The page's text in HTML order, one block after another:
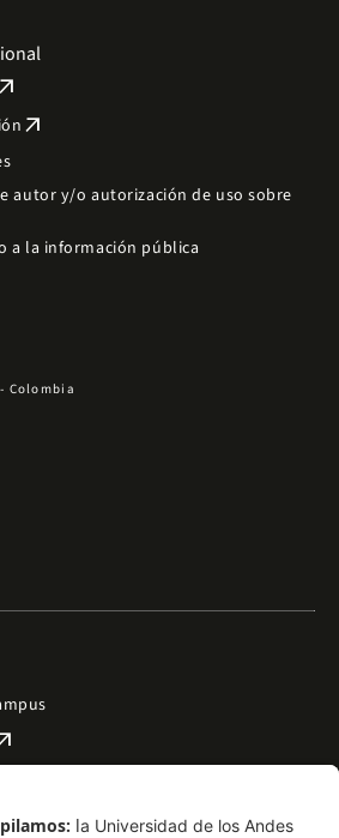
arrow_outward
arrow_outward
autor y/o autorización de uso sobre
a la información pública
Colombia